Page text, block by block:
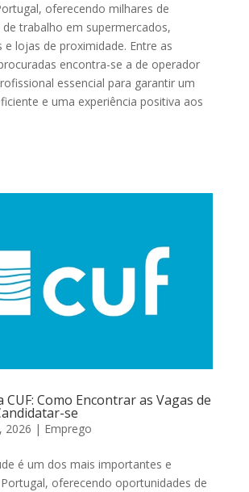
oferecendo milhares de
trabalho em supermercados,
e lojas de proximidade. Entre as
encontra-se a de operador
essencial para garantir um
e uma experiência positiva aos
Como Encontrar as Vagas de
se
2026 | Emprego
é um dos mais importantes e
oferecendo oportunidades de